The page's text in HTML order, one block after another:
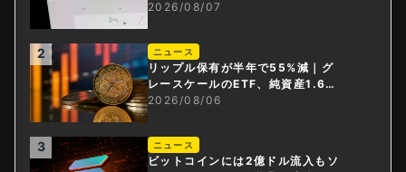
0倍
2026/08/07
2 ニュース
リップル保有が半年で55%減｜グ
レースケールのETF、純資産1.6億
ドル減
2026/08/06
3 ニュース
ビットコインには2億ドル流入もソ